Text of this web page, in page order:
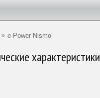
» e-Power Nismo
характеристики